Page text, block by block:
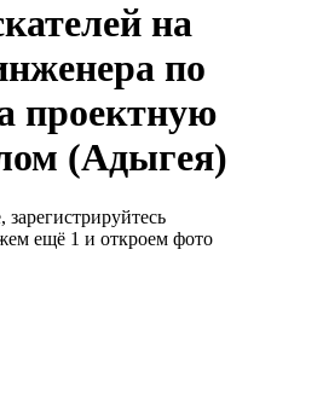
на
по
проектную
(Адыгея)
ещё 1 и откроем фото